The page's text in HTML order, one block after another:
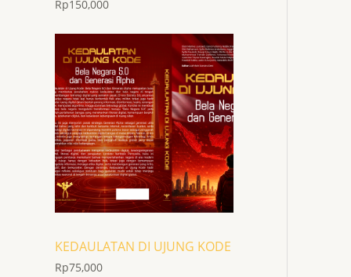
Rp150,000
KEDAULATAN DI UJUNG KODE
Rp75,000